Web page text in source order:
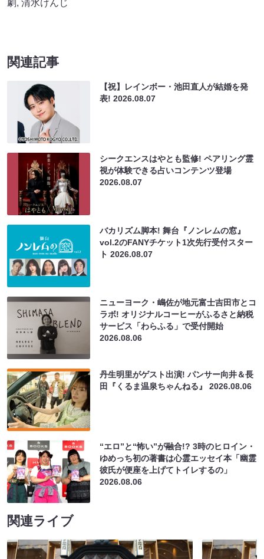
劇 , 清水けんじ
関連記事
【祝】レインボー・池田直人が結婚を発
表!2026.08.07
シークエンスはやとも監修! ペアリング霊
視が体験できる占いコンテンツ登場
2026.08.07
バカリズム脚本! 舞台『ノンレムの窓』
vol.2のFANYチケット1次先行受付スター
ト2026.08.07
ニューヨーク・嶋佐が地元富士吉田市とコ
ラボ! オリジナルコーヒーがふるさと納税
サービス「わらふる」で受付開始
2026.08.06
丹生明里がゲスト出演! パンサー向井＆長
田『くるま温泉ちゃんねる』2026.08.06
“エロ”と“怖い”が融合!? 3時のヒロイン・
ゆめっち初の著書は心霊エッセイ本「幽霊
彼氏が便座を上げてトイレするの」
2026.08.06
関連ライブ